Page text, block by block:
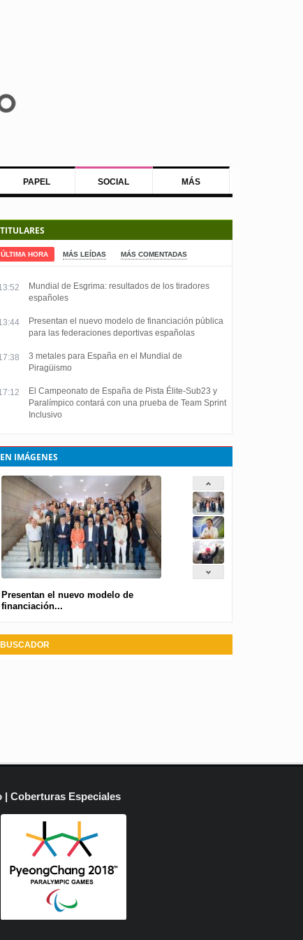
PAPEL SOCIAL MÁS
TITULARES
ÚLTIMA HORA MÁS LEÍDAS MÁS COMENTADAS
Mundial de Esgrima: resultados de los tiradores
españoles
Presentan el nuevo modelo de financiación pública
para las federaciones deportivas españolas
3 metales para España en el Mundial de
Piragüismo
El Campeonato de España de Pista Élite-Sub23 y
Paralímpico contará con una prueba de Team Sprint
Inclusivo
EN IMÁGENES
Presentan el nuevo modelo de
financiación...
BUSCADOR
| Coberturas Especiales